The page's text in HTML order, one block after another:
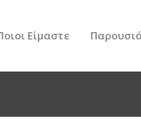
Είμαστε